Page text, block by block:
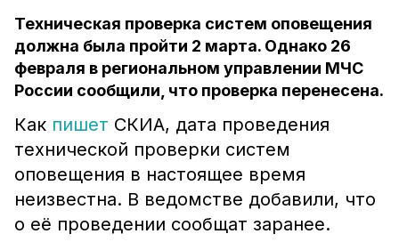
Техническая проверка систем оповещения
должна была пройти 2 марта. Однако 26
февраля в региональном управлении МЧС
России сообщили, что проверка перенесена.
Как пишет СКИА, дата проведения
технической проверки систем
оповещения в настоящее время
неизвестна. В ведомстве добавили, что
о её проведении сообщат заранее.